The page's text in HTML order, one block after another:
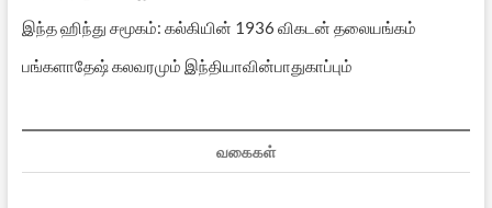
இந்த ஹிந்து சமூகம்: கல்கியின் 1936 விகடன் தலையங்கம்
பங்களாதேஷ் கலவரமும் இந்தியாவின்பாதுகாப்பும்
வகைகள்